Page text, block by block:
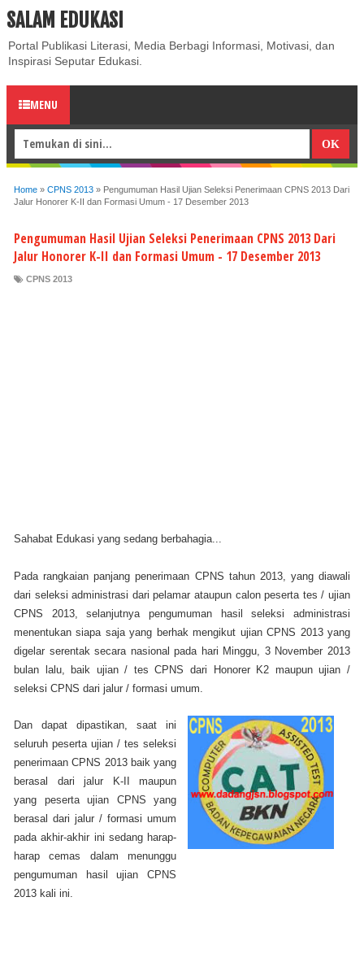
ABOUT CONTACT US
SALAM EDUKASI
Portal Publikasi Literasi, Media Berbagi Informasi, Motivasi, dan
Inspirasi Seputar Edukasi.
MENU
Home » CPNS 2013 » Pengumuman Hasil Ujian Seleksi Penerimaan CPNS 2013 Dari
Jalur Honorer K-II dan Formasi Umum - 17 Desember 2013
Pengumuman Hasil Ujian Seleksi Penerimaan CPNS 2013 Dari
Jalur Honorer K-II dan Formasi Umum - 17 Desember 2013
CPNS 2013
Sahabat Edukasi yang sedang berbahagia...
Pada rangkaian panjang penerimaan CPNS tahun 2013, yang diawali
dari seleksi administrasi dari pelamar ataupun calon peserta tes / ujian
CPNS 2013, selanjutnya pengumuman hasil seleksi administrasi
menentukan siapa saja yang berhak mengikut ujian CPNS 2013 yang
digelar serentak secara nasional pada hari Minggu, 3 November 2013
bulan lalu, baik ujian / tes CPNS dari Honorer K2 maupun ujian /
seleksi CPNS dari jalur / formasi umum.
Dan dapat dipastikan, saat ini
seluruh peserta ujian / tes seleksi
penerimaan CPNS 2013 baik yang
berasal dari jalur K-II maupun
yang peserta ujian CPNS yang
berasal dari jalur / formasi umum
pada akhir-akhir ini sedang harap-
harap cemas dalam menunggu
pengumuman hasil ujian CPNS
2013 kali ini.